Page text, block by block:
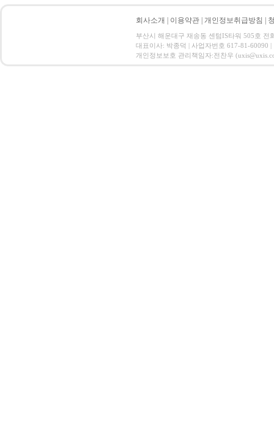
회사소개 이용약관 개인정보취급방침
부산시 해운대구 재송동 센텀IS타워 505호 전
대표이사: 박종덕 | 사업자번호 617-81-60090 |
개인정보보호 관리책임자:전찬우